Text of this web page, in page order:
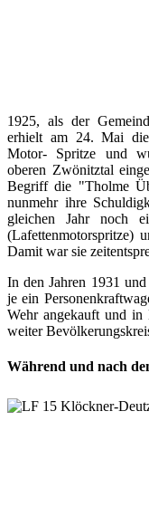
1925, als der
erhielt am 24. Mai
Motor- Spritze und
oberen Zwönitztal
Begriff die "Tholme
nunmehr ihre
gleichen Jahr noch
(Lafettenmotorspritze)
Damit war sie
In den Jahren 1931
je ein
Wehr angekauft und in
weiter
Während und nach